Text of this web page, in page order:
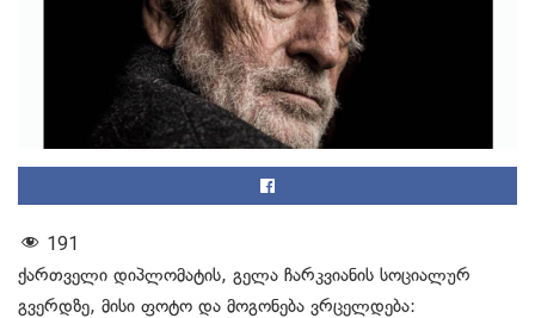
191
ქართველი დიპლომატის, გელა ჩარკვიანის სოციალურ
გვერდზე, მისი ფოტო და მოგონება ვრცელდება: